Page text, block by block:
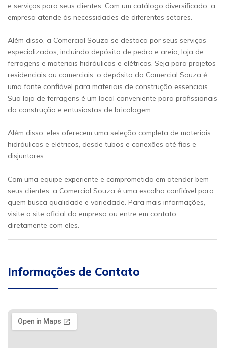
e serviços para seus clientes. Com um catálogo diversificado, a
empresa atende às necessidades de diferentes setores.
Além disso, a Comercial Souza se destaca por seus serviços
especializados, incluindo depósito de pedra e areia, loja de
ferragens e materiais hidráulicos e elétricos. Seja para projetos
residenciais ou comerciais, o depósito da Comercial Souza é
uma fonte confiável para materiais de construção essenciais.
Sua loja de ferragens é um local conveniente para profissionais
da construção e entusiastas de bricolagem.
Além disso, eles oferecem uma seleção completa de materiais
hidráulicos e elétricos, desde tubos e conexões até fios e
disjuntores.
Com uma equipe experiente e comprometida em atender bem
seus clientes, a Comercial Souza é uma escolha confiável para
quem busca qualidade e variedade. Para mais informações,
visite o site oficial da empresa ou entre em contato
diretamente com eles.
Informações de Contato